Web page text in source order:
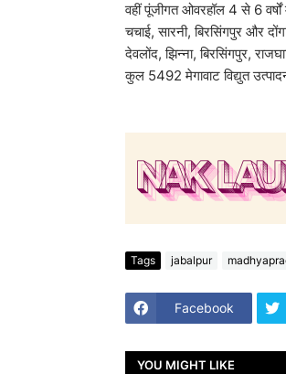
वहीं पूंजीगत ओवरहॉल 4 से 6
चचाई, सारनी, बिरसिंगपुर और
देवलोंद, झिन्ना, बिरसिंगपुर,
कुल 5492 मेगावाट विद्युत उत्पादन
Tags jabalpur
Facebook
YOU MIGHT LIKE